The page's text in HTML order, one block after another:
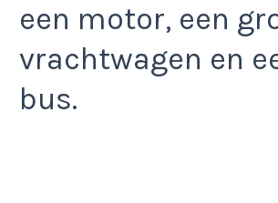
een motor, een
vrachtwagen en
bus.